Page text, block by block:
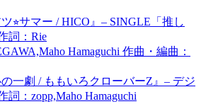
ツ⭐︎サマー / HICO』– SINGLE「推し
詞：Rie
Hamaguchi 作曲・編曲：
の一劇 / ももいろクローバーZ』– デジ
詞：zopp,Maho Hamaguchi